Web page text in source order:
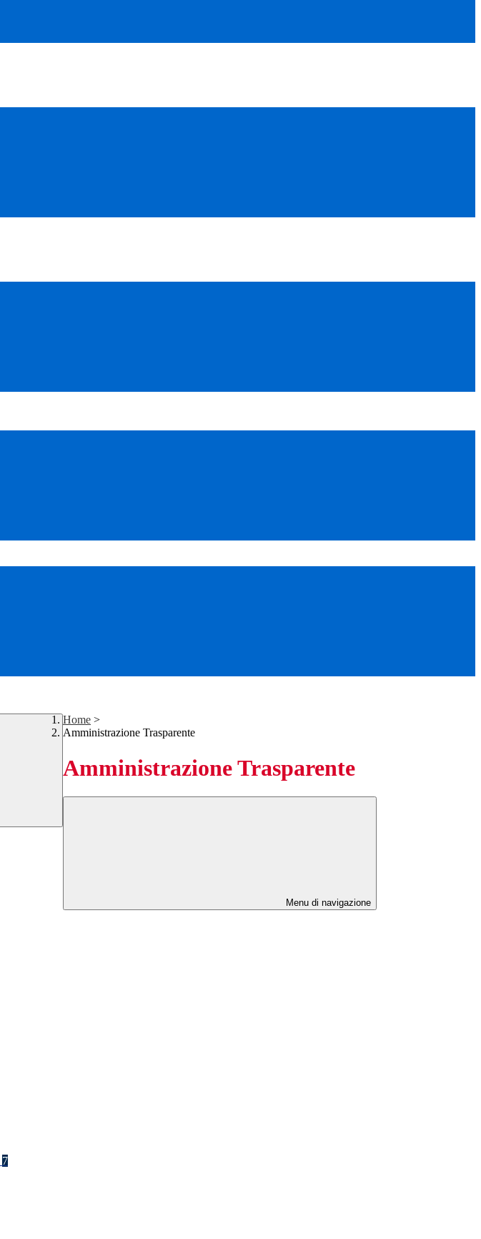
Home >
Amministrazione Trasparente
Amministrazione Trasparente
Menu di navigazione
7